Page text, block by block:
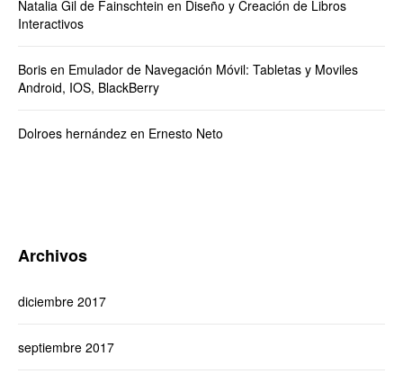
Natalia Gil de Fainschtein en Diseño y Creación de Libros
Interactivos
Boris en Emulador de Navegación Móvil: Tabletas y Moviles
Android, IOS, BlackBerry
Dolroes hernández en Ernesto Neto
Archivos
diciembre 2017
septiembre 2017